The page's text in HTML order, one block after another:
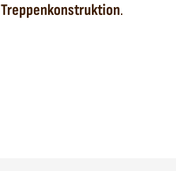
Treppenkonstruktion.